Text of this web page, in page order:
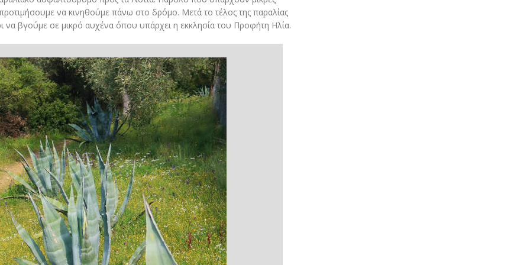
να κινηθούμε πάνω στο δρόμο. Μετά το τέλος της παραλίας
βγούμε σε μικρό αυχένα όπου υπάρχει η εκκλησία του Προφήτη Ηλία.